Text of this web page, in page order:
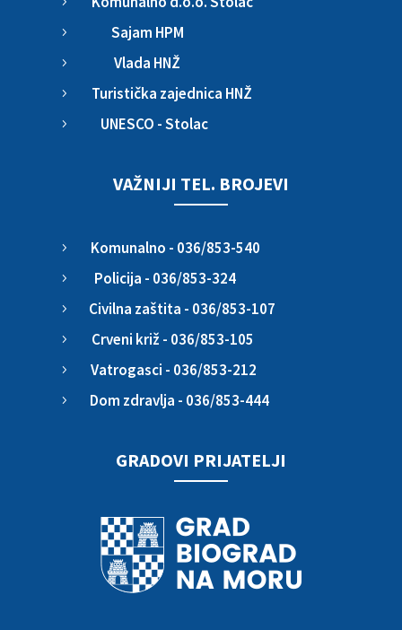
5 Sajam HPM
5 Vlada HNŽ
5 Turistička zajednica HNŽ
5 UNESCO - Stolac
VAŽNIJI TEL. BROJEVI
5 Komunalno - 036/853-540
5 Policija - 036/853-324
5 Civilna zaštita - 036/853-107
5 Crveni križ - 036/853-105
5 Vatrogasci - 036/853-212
5 Dom zdravlja - 036/853-444
GRADOVI PRIJATELJI